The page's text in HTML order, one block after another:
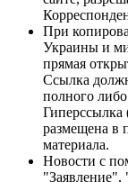
При
Украины и
прямая
Ссылка
полного
Гиперссылка
размещена в
материала.
Новости с